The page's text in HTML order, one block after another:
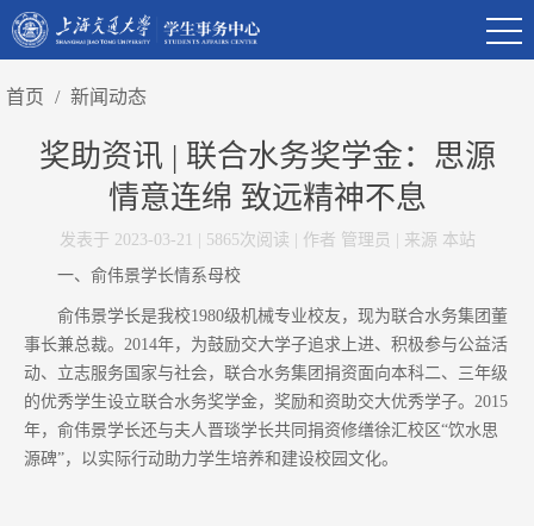
首页 / 新闻动态
奖助资讯 | 联合水务奖学金：思源
情意连绵 致远精神不息
发表于 2023-03-21 | 5865次阅读 | 作者 管理员 | 来源 本站
一、俞伟景学长情系母校
俞伟景学长是我校1980级机械专业校友，现为联合水务集团董
事长兼总裁。2014年，为鼓励交大学子追求上进、积极参与公益活
动、立志服务国家与社会，联合水务集团捐资面向本科二、三年级
的优秀学生设立联合水务奖学金，奖励和资助交大优秀学子。2015
年，俞伟景学长还与夫人晋琰学长共同捐资修缮徐汇校区“饮水思
源碑”，以实际行动助力学生培养和建设校园文化。